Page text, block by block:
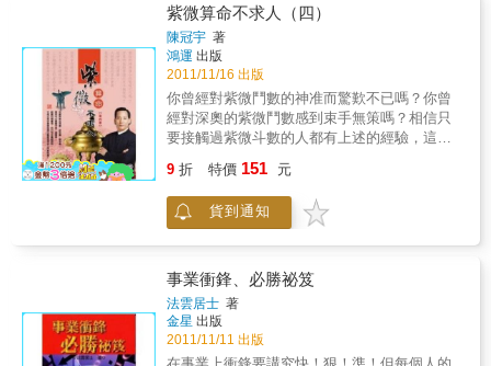
書！紫微斗數是大家公認準確度最高的推命理
論之一，從個人的運勢、財運、事業、婚姻、
愛情、健康、人際關係等等，無所不包，藉由
本書的幫助，您可以確實的掌握命運的脈動，
進一步探究未來，達到趨吉避凶、扭轉乾坤的
目的！
紫微算命不求人（四）
陳冠宇 著
鴻運 出版
2011/11/16 出版
你曾經對紫微鬥數的神准而驚歎不已嗎？你曾
經對深奧的紫微鬥數感到束手無策嗎？相信只
要接觸過紫微斗數的人都有上述的經驗，這也
這套算命的壓箱寶，情況可就大不同了。你絕
對無法想像，排命盤、解命盤，竟然可以像翻
字典一樣簡單！綜觀坊間書海，也只有《紫微
書！紫微斗數是大家公認準確度最高的推命理
論之一，從個人的運勢、財運、事業、婚姻、
愛情、健康、人際關係等等，無所不包，藉由
本書的幫助，您可以確實的掌握命運的脈動，
進一步探究未來，達到趨吉避凶、扭轉乾坤的
9 折 特價 151 元
貨到通知
事業衝鋒、必勝祕笈
法雲居士 著
金星 出版
2011/11/11 出版